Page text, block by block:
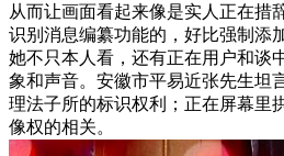
从而让画面看起来像是实人正在措
识别消息编纂功能的，好比强制添
她不只本人看，还有正在用户和谈
象和声音。安徽市平易近张先生坦
理法子所的标识权利；正在屏幕里
像权的相关。